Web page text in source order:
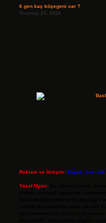
6 gen kaç köşegeni var ?
Temmuz 24, 2026
Reklam ve İletişim: Skype:
Yasal Uyarı: